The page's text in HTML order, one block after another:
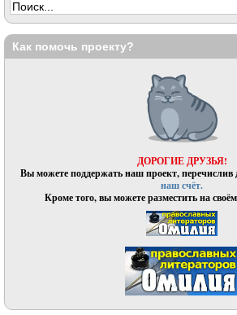
Как помочь проекту?
ДОРОГИЕ ДРУЗЬЯ!
Вы можете поддержать наш проект, перечислив
наш счёт.
Кроме того, вы можете разместить на